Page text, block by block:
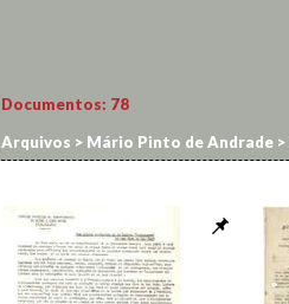
Documentos: 78
Arquivos > Mário Pinto de Andrade >